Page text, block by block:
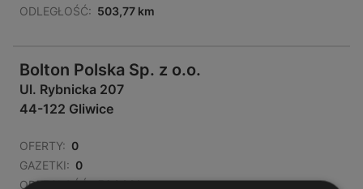
ODLEGŁOŚĆ: 503,77 km
Bolton Polska Sp. z o.o.
Ul. Rybnicka 207
44-122 Gliwice
OFERTY: 0
GAZETKI: 0
ODLEGŁOŚĆ: 504,14 km